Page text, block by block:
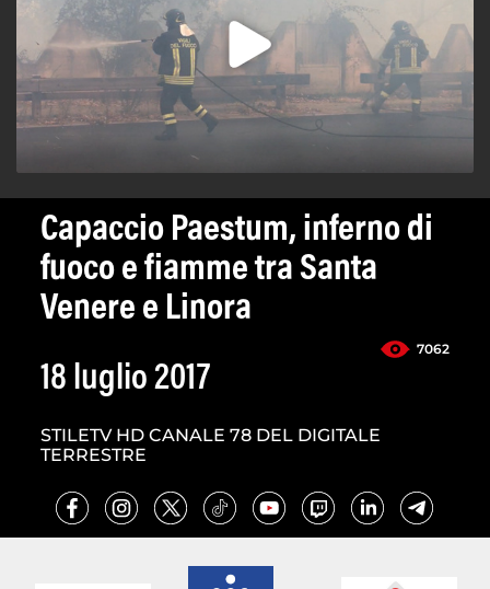
Capaccio Paestum, inferno di
fuoco e fiamme tra Santa
Venere e Linora
7062
18 luglio 2017
STILETV HD CANALE 78 DEL DIGITALE
TERRESTRE